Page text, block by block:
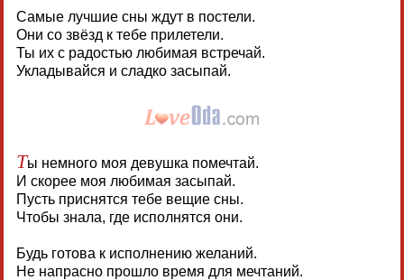
Самые лучшие сны ждут в постели.
Они со звёзд к тебе прилетели.
Ты их с радостью любимая встречай.
Укладывайся и сладко засыпай.
Ты немного моя девушка помечтай.
И скорее моя любимая засыпай.
Пусть приснятся тебе вещие сны.
Чтобы знала, где исполнятся они.
Будь готова к исполнению желаний.
Не напрасно прошло время для мечтаний.